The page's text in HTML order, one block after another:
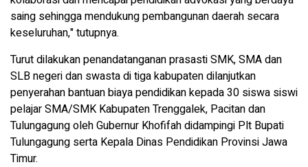
saing sehingga mendukung pembangunan daerah secara
keseluruhan," tutupnya.
Turut dilakukan penandatanganan prasasti SMK, SMA dan
SLB negeri dan swasta di tiga kabupaten dilanjutkan
penyerahan bantuan biaya pendidikan kepada 30 siswa siswi
pelajar SMA/SMK Kabupaten Trenggalek, Pacitan dan
Tulungagung oleh Gubernur Khofifah didampingi Plt Bupati
Tulungagung serta Kepala Dinas Pendidikan Provinsi Jawa
Timur.